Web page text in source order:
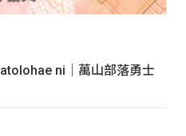
ni｜萬山部落勇士